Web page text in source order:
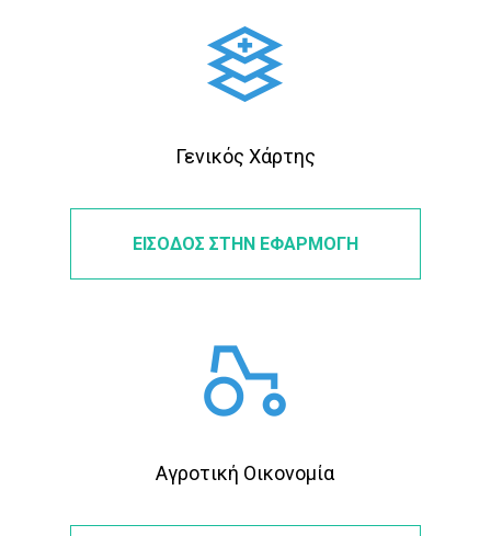
Γενικός Χάρτης
ΕΙΣΟΔΟΣ ΣΤΗΝ ΕΦΑΡΜΟΓΗ
Αγροτική Οικονομία